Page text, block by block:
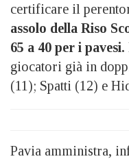
certificare il
assolo della Riso
65 a 40 per i pavesi.
giocatori già in
(11); Spatti (12) e
Pavia amministra,